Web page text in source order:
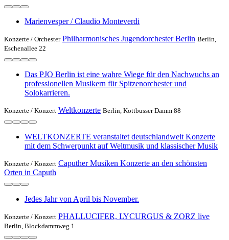
Marienvesper / Claudio Monteverdi
Konzerte / Orchester Philharmonisches Jugendorchester Berlin Berlin,
Eschenallee 22
Das PJO Berlin ist eine wahre Wiege für den Nachwuchs an
professionellen Musikern für Spitzenorchester und
Solokarrieren.
Konzerte / Konzert Weltkonzerte Berlin, Kottbusser Damm 88
WELTKONZERTE veranstaltet deutschlandweit Konzerte
mit dem Schwerpunkt auf Weltmusik und klassischer Musik
Konzerte / Konzert Caputher Musiken Konzerte an den schönsten
Orten in Caputh
Jedes Jahr von April bis November.
Konzerte / Konzert PHALLUCIFER, LYCURGUS & ZORZ live
Berlin, Blockdammweg 1